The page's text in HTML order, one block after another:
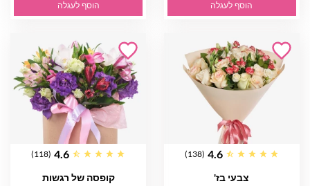
הוסף לעגלה הוסף לעגלה
4.6
(138)
צבעי בז'
4.6
(118)
קופסה של רגשות